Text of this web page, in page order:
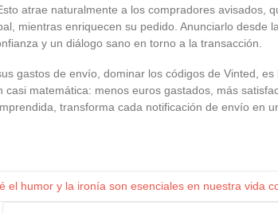
atrae naturalmente a los compradores avisados,
mientras enriquecen su pedido. Anunciarlo desde
y un diálogo sano en torno a la transacción.
gastos de envío, dominar los códigos de Vinted,
casi matemática: menos euros gastados, más
transforma cada notificación de envío en
el humor y la ironía son esenciales en nuestra vida